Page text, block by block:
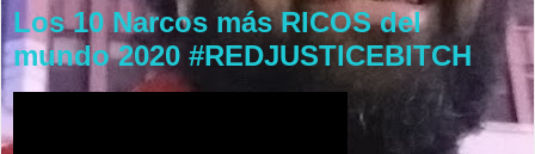
Los 10 Narcos más RICOS del
mundo 2020 #REDJUSTICEBITCH